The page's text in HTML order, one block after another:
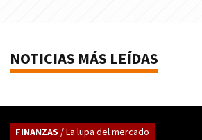
NOTICIAS MÁS LEÍDAS
FINANZAS / La lupa del mercado